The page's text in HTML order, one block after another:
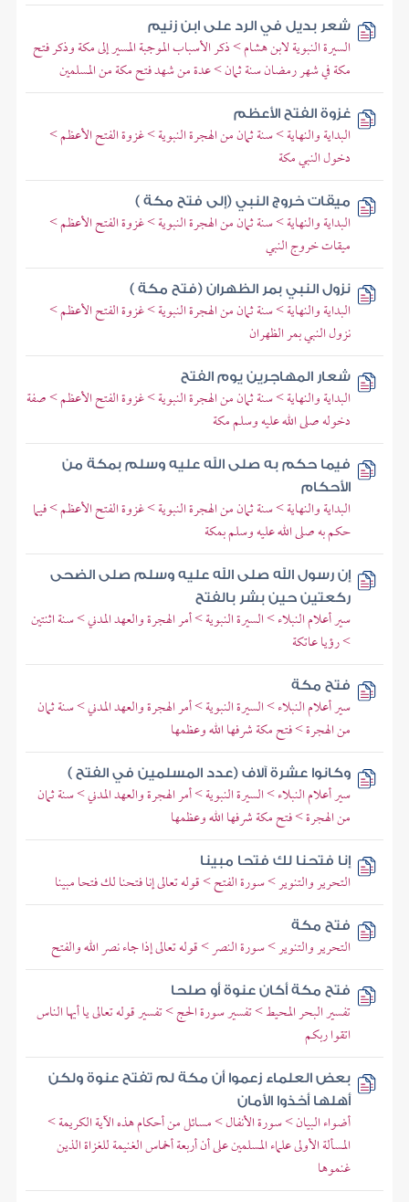
شعر بديل في الرد على ابن زنيم
السيرة النبوية لابن هشام > ذكر الأسباب الموجبة المسير إلى مكة وذكر فتح
مكة في شهر رمضان سنة ثمان > عدة من شهد فتح مكة من المسلمين
غزوة الفتح الأعظم
البداية والنهاية > سنة ثمان من الهجرة النبوية > غزوة الفتح الأعظم >
دخول النبي مكة
ميقات خروج النبي (إلى فتح مكة )
البداية والنهاية > سنة ثمان من الهجرة النبوية > غزوة الفتح الأعظم >
ميقات خروج النبي
نزول النبي بمر الظهران (فتح مكة )
البداية والنهاية > سنة ثمان من الهجرة النبوية > غزوة الفتح الأعظم >
نزول النبي بمر الظهران
شعار المهاجرين يوم الفتح
البداية والنهاية > سنة ثمان من الهجرة النبوية > غزوة الفتح الأعظم > صفة
دخوله صلى الله عليه وسلم مكة
فيما حكم به صلى الله عليه وسلم بمكة من
الأحكام
البداية والنهاية > سنة ثمان من الهجرة النبوية > غزوة الفتح الأعظم > فيما
حكم به صلى الله عليه وسلم بمكة
إن رسول الله صلى الله عليه وسلم صلى الضحى
ركعتين حين بشر بالفتح
سير أعلام النبلاء > السيرة النبوية > أمر الهجرة والعهد المدني > سنة اثنتين
> رؤيا عاتكة
فتح مكة
سير أعلام النبلاء > السيرة النبوية > أمر الهجرة والعهد المدني > سنة ثمان
من الهجرة > فتح مكة شرفها الله وعظمها
وكانوا عشرة آلاف (عدد المسلمين في الفتح )
سير أعلام النبلاء > السيرة النبوية > أمر الهجرة والعهد المدني > سنة ثمان
من الهجرة > فتح مكة شرفها الله وعظمها
إنا فتحنا لك فتحا مبينا
التحرير والتنوير > سورة الفتح > قوله تعالى إنا فتحنا لك فتحا مبينا
فتح مكة
التحرير والتنوير > سورة النصر > قوله تعالى إذا جاء نصر الله والفتح
فتح مكة أكان عنوة أو صلحا
تفسير البحر المحيط > تفسير سورة الحج > تفسير قوله تعالى يا أيها الناس
اتقوا ربكم
بعض العلماء زعموا أن مكة لم تفتح عنوة ولكن
أهلها أخذوا الأمان
أضواء البيان > سورة الأنفال > مسائل من أحكام هذه الآية الكريمة >
المسألة الأولى علماء المسلمين على أن أربعة أخماس الغنيمة للغزاة الذين
غنموها